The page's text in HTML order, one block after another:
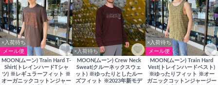
×入荷待ち
メール便
MOON(ムーン) Train Hard T-
Shirt(トレインハードTシャ
ツ) ※レギュラーフィット ※
オーガニックコットンジャー
×入荷待ち
MOON(ムーン) Crew Neck
Sweat(クルーネックスウェ
ット) ※ゆったりとしたルー
ズフィット ※2023年新モデ
×入荷待ち
メール便
MOON(ムーン) Train Hard
Vest(トレインハードベスト)
※ゆったりフィット ※オー
ガニックコットンジャージー